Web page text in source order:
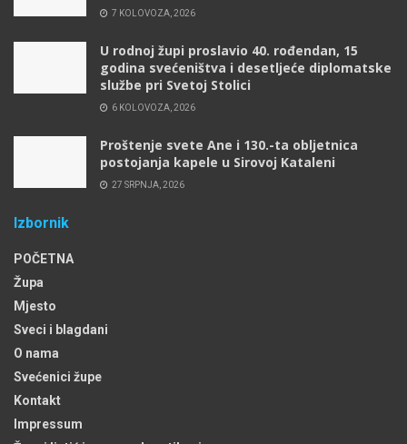
7 KOLOVOZA, 2026
U rodnoj župi proslavio 40. rođendan, 15
godina svećeništva i desetljeće diplomatske
službe pri Svetoj Stolici
6 KOLOVOZA, 2026
Proštenje svete Ane i 130.-ta obljetnica
postojanja kapele u Sirovoj Kataleni
27 SRPNJA, 2026
Izbornik
POČETNA
Župa
Mjesto
Sveci i blagdani
O nama
Svećenici župe
Kontakt
Impressum